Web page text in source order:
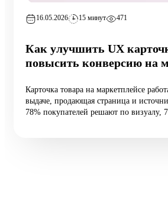
16.05.2026 15 минут 471
Как улучшить UX
повысить конверсию на
Карточка товара на маркетплейсе
выдаче, продающая страница и
78% покупателей решают по визуалу,